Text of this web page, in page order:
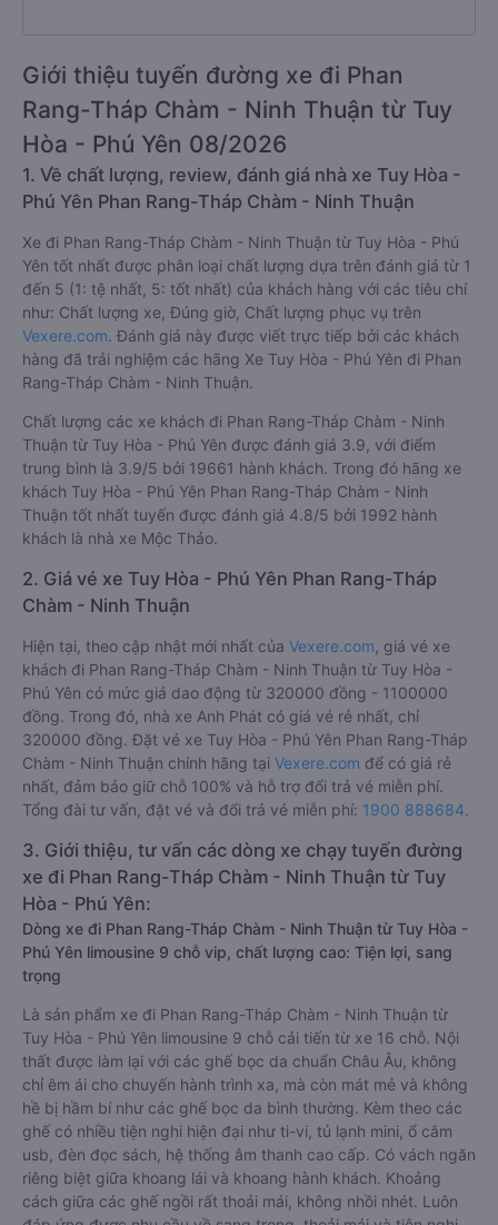
Giới thiệu tuyến đường xe đi Phan
Rang-Tháp Chàm - Ninh Thuận từ Tuy
Hòa - Phú Yên 08/2026
1. Về chất lượng, review, đánh giá nhà xe Tuy Hòa -
Phú Yên Phan Rang-Tháp Chàm - Ninh Thuận
Xe đi Phan Rang-Tháp Chàm - Ninh Thuận từ Tuy Hòa - Phú
Yên tốt nhất được phân loại chất lượng dựa trên đánh giá từ 1
đến 5 (1: tệ nhất, 5: tốt nhất) của khách hàng với các tiêu chí
như: Chất lượng xe, Đúng giờ, Chất lượng phục vụ trên
Vexere.com. Đánh giá này được viết trực tiếp bởi các khách
hàng đã trải nghiệm các hãng Xe Tuy Hòa - Phú Yên đi Phan
Rang-Tháp Chàm - Ninh Thuận.
Chất lượng các xe khách đi Phan Rang-Tháp Chàm - Ninh
Thuận từ Tuy Hòa - Phú Yên được đánh giá 3.9, với điểm
trung bình là 3.9/5 bởi 19661 hành khách. Trong đó hãng xe
khách Tuy Hòa - Phú Yên Phan Rang-Tháp Chàm - Ninh
Thuận tốt nhất tuyến được đánh giá 4.8/5 bởi 1992 hành
khách là nhà xe Mộc Thảo.
2. Giá vé xe Tuy Hòa - Phú Yên Phan Rang-Tháp
Chàm - Ninh Thuận
Hiện tại, theo cập nhật mới nhất của Vexere.com , giá vé xe
khách đi Phan Rang-Tháp Chàm - Ninh Thuận từ Tuy Hòa -
Phú Yên có mức giá dao động từ 320000 đồng - 1100000
đồng. Trong đó, nhà xe Anh Phát có giá vé rẻ nhất, chỉ
320000 đồng. Đặt vé xe Tuy Hòa - Phú Yên Phan Rang-Tháp
Chàm - Ninh Thuận chính hãng tại Vexere.com để có giá rẻ
nhất, đảm bảo giữ chỗ 100% và hỗ trợ đổi trả vé miễn phí.
Tổng đài tư vấn, đặt vé và đổi trả vé miễn phí: 1900 888684.
3. Giới thiệu, tư vấn các dòng xe chạy tuyến đường
xe đi Phan Rang-Tháp Chàm - Ninh Thuận từ Tuy
Hòa - Phú Yên:
Dòng xe đi Phan Rang-Tháp Chàm - Ninh Thuận từ Tuy Hòa -
Phú Yên limousine 9 chỗ vip, chất lượng cao: Tiện lợi, sang
trọng
Là sản phẩm xe đi Phan Rang-Tháp Chàm - Ninh Thuận từ
Tuy Hòa - Phú Yên limousine 9 chỗ cải tiến từ xe 16 chỗ. Nội
thất được làm lại với các ghế bọc da chuẩn Châu Âu, không
chỉ êm ái cho chuyến hành trình xa, mà còn mát mẻ và không
hề bị hầm bí như các ghế bọc da bình thường. Kèm theo các
ghế có nhiều tiện nghi hiện đại như ti-vi, tủ lạnh mini, ổ cắm
usb, đèn đọc sách, hệ thống âm thanh cao cấp. Có vách ngăn
riêng biệt giữa khoang lái và khoang hành khách. Khoảng
cách giữa các ghế ngồi rất thoải mái, không nhồi nhét. Luôn